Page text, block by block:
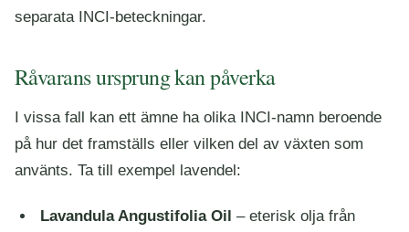
separata INCI-beteckningar.
Råvarans ursprung kan påverka
I vissa fall kan ett ämne ha olika INCI-namn beroende
på hur det framställs eller vilken del av växten som
använts. Ta till exempel lavendel:
Lavandula Angustifolia Oil – eterisk olja från